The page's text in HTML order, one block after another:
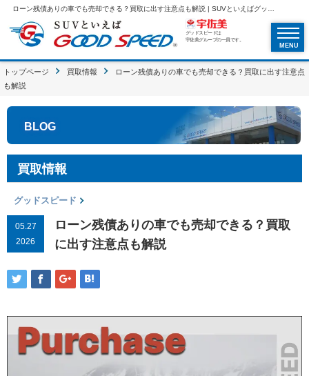
グッドスピードは
宇佐美グループの一員です。
MENU
トップページ 買取情報
ローン残債ありの車でも売却できる？買取に出す注意点
も解説
BLOG
買取情報
グッドスピード
05.27
2026
ローン残債ありの車でも売却できる？買取
に出す注意点も解説